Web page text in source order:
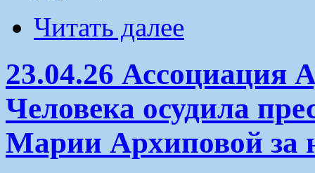
Читать далее
23.04.26 Ассоциация
Человека осудила
Марии Архиповой за